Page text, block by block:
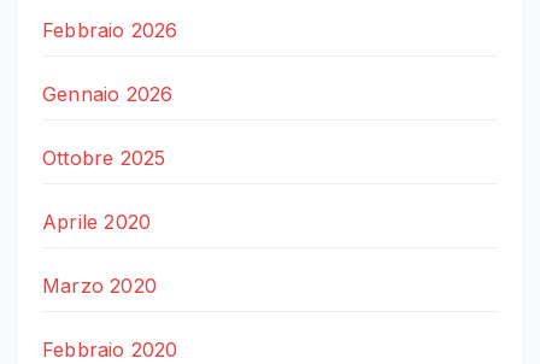
Febbraio 2026
Gennaio 2026
Ottobre 2025
Aprile 2020
Marzo 2020
Febbraio 2020